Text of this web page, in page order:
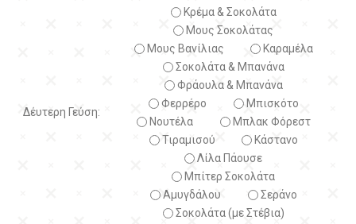
Δέυτερη Γεύση:
Κρέμα & Σοκολάτα
Μους Σοκολάτας
Μους Βανίλιας
Καραμέλα
Σοκολάτα & Μπανάνα
Φράουλα & Μπανάνα
Φερρέρο
Μπισκότο
Νουτέλα
Μπλακ Φόρεστ
Τιραμισού
Κάστανο
Λίλα Πάουσε
Μπίτερ Σοκολάτα
Αμυγδάλου
Σεράνο
Σοκολάτα (με Στέβια)